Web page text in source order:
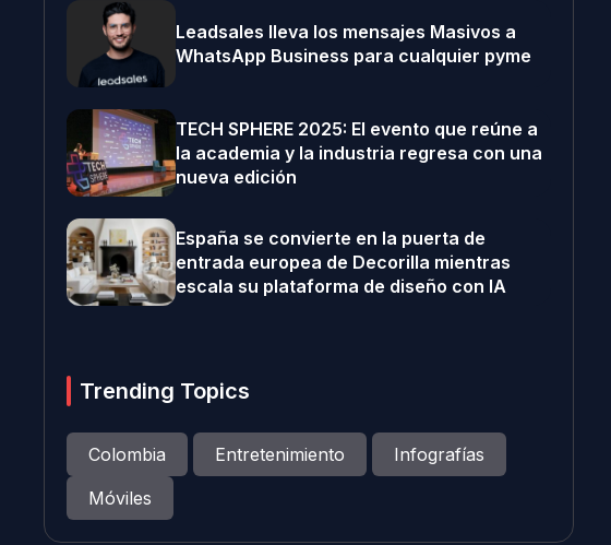
Leadsales lleva los mensajes Masivos a
WhatsApp Business para cualquier pyme
TECH SPHERE 2025: El evento que reúne a
la academia y la industria regresa con una
nueva edición
España se convierte en la puerta de
entrada europea de Decorilla mientras
escala su plataforma de diseño con IA
Trending Topics
Colombia Entretenimiento
Infografías
Móviles